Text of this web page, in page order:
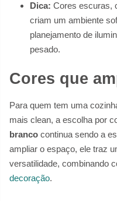
Dica: Cores escuras,
criam um ambiente
planejamento de
pesado.
Cores que
Para quem tem uma
mais clean, a escolha por
branco continua sendo a
ampliar o espaço, ele traz
versatilidade, combinando
decoração.